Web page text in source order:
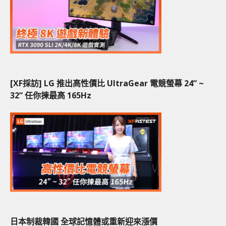
[XF採訪] LG 推出高性價比 UltraGear 電競螢幕 24” ~
32” 任你揀最高 165Hz
日本制裁韓國 全球記憶體或重新迎來漲價